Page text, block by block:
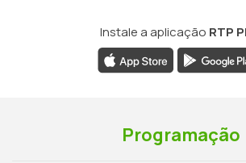
Instale a aplicação RTP
Programação